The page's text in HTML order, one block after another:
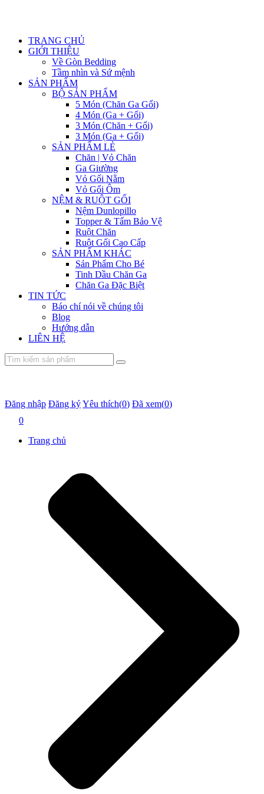
TRANG CHỦ
GIỚI THIỆU
Về Gòn Bedding
Tầm nhìn và Sứ mệnh
SẢN PHẨM
BỘ SẢN PHẨM
5 Món (Chăn Ga Gối)
4 Món (Ga + Gối)
3 Món (Chăn + Gối)
3 Món (Ga + Gối)
SẢN PHẨM LẺ
Chăn | Vỏ Chăn
Ga Giường
Vỏ Gối Nằm
Vỏ Gối Ôm
NỆM & RUỘT GỐI
Nệm Dunlopillo
Topper & Tấm Bảo Vệ
Ruột Chăn
Ruột Gối Cao Cấp
SẢN PHẨM KHÁC
Sản Phẩm Cho Bé
Tinh Dầu Chăn Ga
Chăn Ga Đặc Biệt
TIN TỨC
Báo chí nói về chúng tôi
Blog
Hướng dẫn
LIÊN HỆ
Đăng nhập Đăng kýYêu thích(0) Đã xem(0)
0
Trang chủ